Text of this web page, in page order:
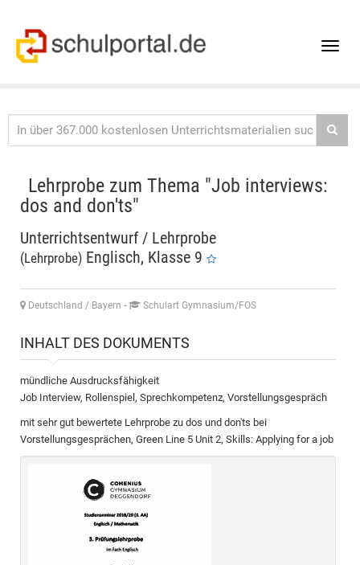
Toggle
Lehrprobe zum Thema "Job interviews:
dos and don'ts"
Unterrichtsentwurf / Lehrprobe
(Lehrprobe) Englisch, Klasse 9
Deutschland / Bayern - Schulart Gymnasium/FOS
INHALT DES DOKUMENTS
mündliche Ausdrucksfähigkeit
Job Interview, Rollenspiel, Sprechkompetenz, Vorstellungsgespräch
mit sehr gut bewertete Lehrprobe zu dos und don'ts bei
Vorstellungsgesprächen, Green Line 5 Unit 2, Skills: Applying for a job